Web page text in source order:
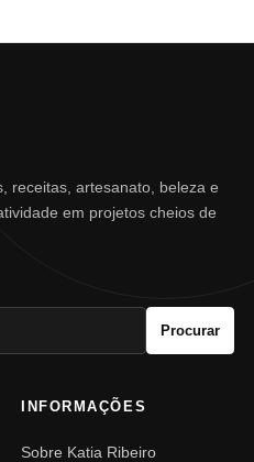
receitas, artesanato, beleza e
em projetos cheios de
Procurar
INFORMAÇÕES
Sobre Katia Ribeiro